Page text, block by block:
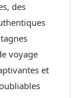
des
voyage
et